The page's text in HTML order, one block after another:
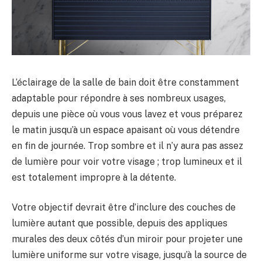
L’éclairage de la salle de bain doit être constamment
adaptable pour répondre à ses nombreux usages,
depuis une pièce où vous vous lavez et vous préparez
le matin jusqu’à un espace apaisant où vous détendre
en fin de journée. Trop sombre et il n’y aura pas assez
de lumière pour voir votre visage ; trop lumineux et il
est totalement impropre à la détente.
Votre objectif devrait être d’inclure des couches de
lumière autant que possible, depuis des appliques
murales des deux côtés d’un miroir pour projeter une
lumière uniforme sur votre visage, jusqu’à la source de